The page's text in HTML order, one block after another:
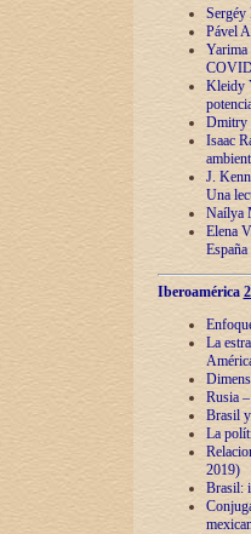
Sergéy
Pável
Yarima
Kleidy
Dmitry
Isaac
J.
Una
Naílya
Elena
España
Iberoamérica
La
Rusia
Brasil
La
2019)
Brasil: